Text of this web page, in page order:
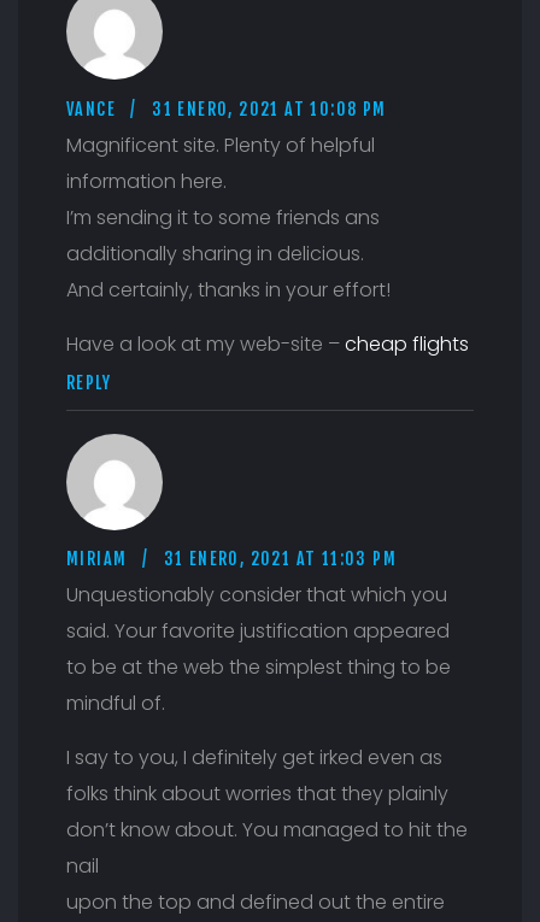
VANCE 31 ENERO, 2021 AT 10:08 PM
Magnificent site. Plenty of helpful
information here.
I’m sending it to some friends ans
additionally sharing in delicious.
And certainly, thanks in your effort!
Have a look at my web-site –cheap flights
REPLY
MIRIAM 31 ENERO, 2021 AT 11:03 PM
Unquestionably consider that which you
said. Your favorite justification appeared
to be at the web the simplest thing to be
mindful of.
I say to you, I definitely get irked even as
folks think about worries that they plainly
don’t know about. You managed to hit the
nail
upon the top and defined out the entire